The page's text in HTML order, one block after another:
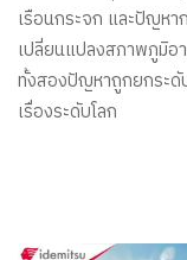
เรือนกระจก และปัญหา
เปลี่ยนแปลงสภาพภูมิอ
ทั้งสองปัญหาถูกยกระดั
เรื่องระดับโลก